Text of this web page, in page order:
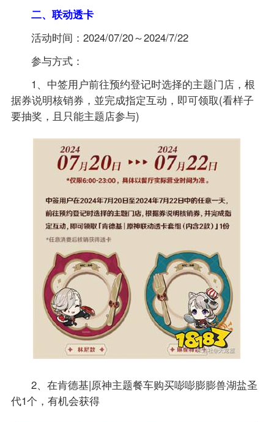
二、联动透卡
活动时间：2024/07/20～2024/7/22
参与方式：
1、中签用户前往预约登记时选择的主题门店，根
据券说明核销券，並完成指定互动，即可领取(看样子
要抽奖，且只能主题店参与)
2、在肯德基|原神主题餐车购买嘭嘭膨膨兽湖盐圣
代1个，有机会获得